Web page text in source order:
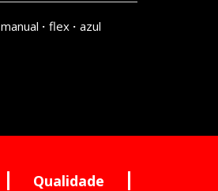
manual flex azul
Qualidade